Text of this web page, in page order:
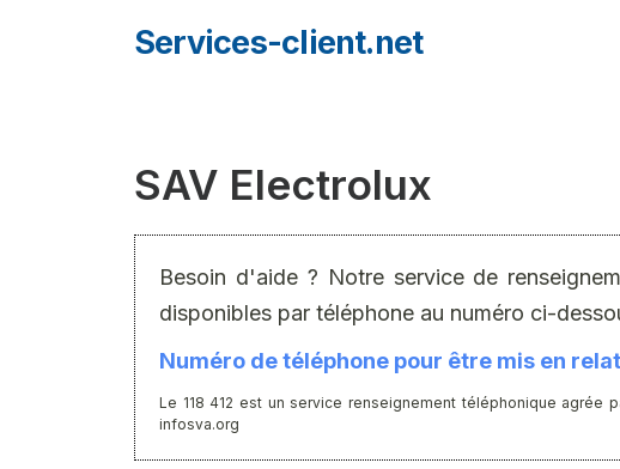
Services-client.net
SAV Electrolux
Besoin d'aide ? Notre service de
disponibles par téléphone au numéro ci-
Numéro de téléphone pour être mis en
Le 118 412 est un service renseignement téléphonique
infosva.org